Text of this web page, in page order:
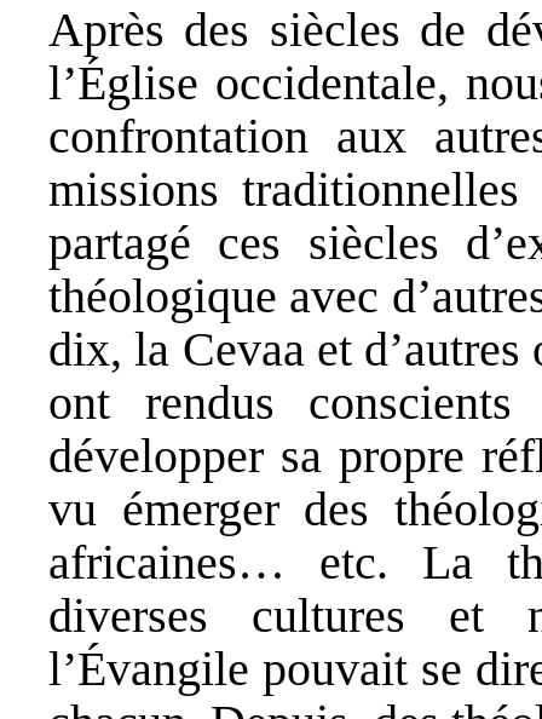
Après des siècles de
l’Église occidentale,
confrontation aux
missions
partagé ces siècles
théologique avec
dix, la Cevaa et
ont rendus
développer sa propre
vu émerger des
africaines… etc. La
diverses cultures et
l’Évangile pouvait se